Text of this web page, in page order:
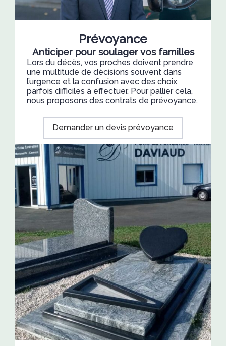
Prévoyance
Anticiper pour soulager vos familles
Lors du décès, vos proches doivent prendre
une multitude de décisions souvent dans
l’urgence et la confusion avec des choix
parfois difficiles à effectuer. Pour pallier cela,
nous proposons des contrats de prévoyance.
Demander un devis prévoyance